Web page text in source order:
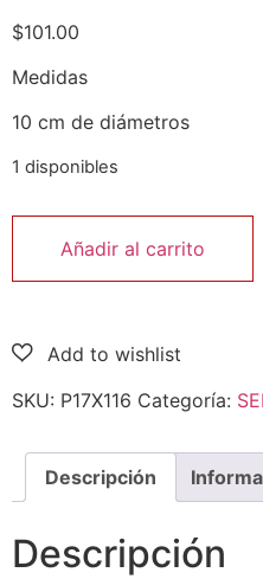
$101.00
Medidas
10 cm de diámetros
1 disponibles
Añadir al carrito
SKU: P17X116 Categoría:
Descripción
Descripción